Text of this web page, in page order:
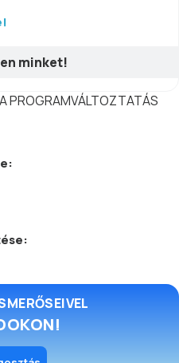
minket!
PROGRAMVÁLTOZTATÁS